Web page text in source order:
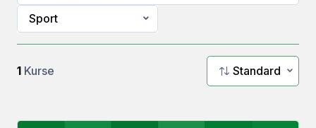
Räume suchen
Sport
1 Kurse Standard